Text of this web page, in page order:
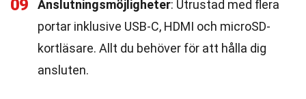
09 Anslutningsmöjligheter: Utrustad med flera
portar inklusive USB-C, HDMI och microSD-
kortläsare. Allt du behöver för att hålla dig
ansluten.